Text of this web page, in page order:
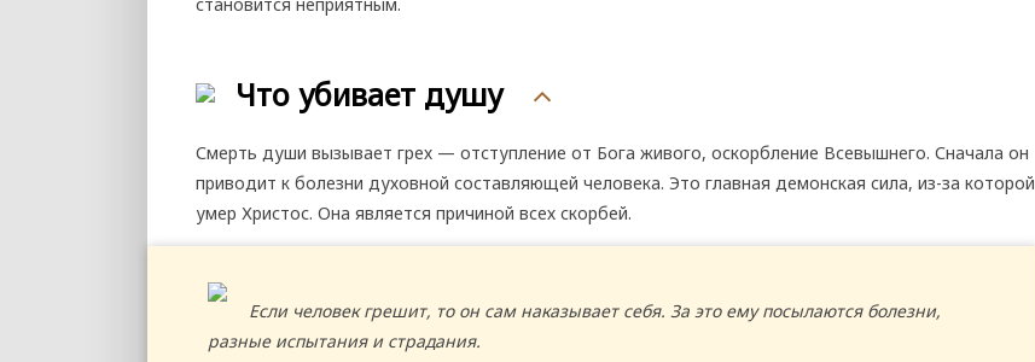
Что убивает душу
Смерть души вызывает грех — отступление от Бога живого, оскорбление Всевышнего. Сначала он
приводит к болезни духовной составляющей человека. Это главная демонская сила, из-за которой
умер Христос. Она является причиной всех скорбей.
Если человек грешит, то он сам наказывает себя. За это ему посылаются болезни,
разные испытания и страдания.